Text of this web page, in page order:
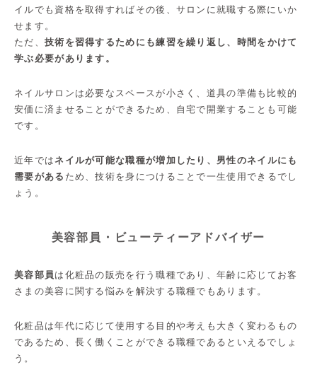
イルでも資格を取得すればその後、サロンに就職する際にいか
せます。
ただ、 技術を習得するためにも練習を繰り返し、時間をかけて
学ぶ必要があります。
ネイルサロンは必要なスペースが小さく、道具の準備も比較的
安価に済ませることができるため、自宅で開業することも可能
です。
近年ではネイルが可能な職種が増加したり、男性のネイルにも
需要がある ため、技術を身につけることで一生使用できるでし
ょう。
美容部員・ビューティーアドバイザー
美容部員 は化粧品の販売を行う職種であり、年齢に応じてお客
さまの美容に関する悩みを解決する職種でもあります。
化粧品は年代に応じて使用する目的や考えも大きく変わるもの
であるため、長く働くことができる職種であるといえるでしょ
う。